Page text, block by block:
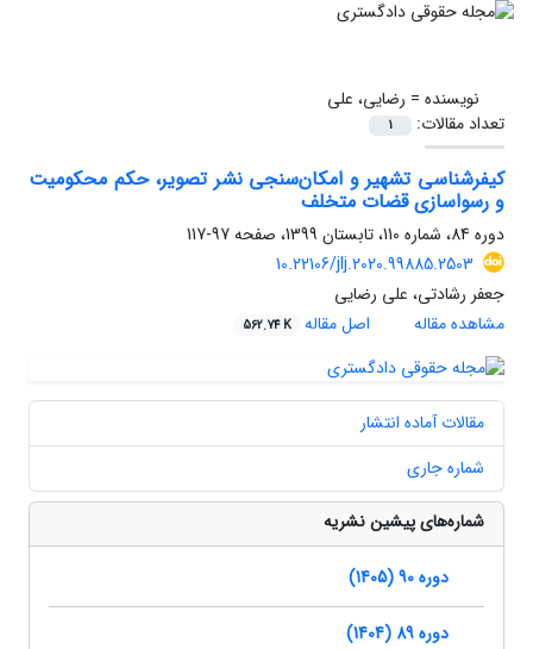
نویسنده = رضایی، علی
تعداد مقالات:
1
کیفرشناسی تشهیر و امکان‌سنجی نشر تصویر، حکم محکومیت
و رسواسازی قضات متخلف
دوره 84، شماره 110، تابستان 1399، صفحه
97-117
10.22106/jlj.2020.99885.2503
جعفر رشادتی، علی رضایی
مشاهده مقاله
اصل مقاله 562.74 K
مقالات آماده انتشار
شماره جاری
شماره‌های پیشین نشریه
دوره 90 (1405)
دوره 89 (1404)